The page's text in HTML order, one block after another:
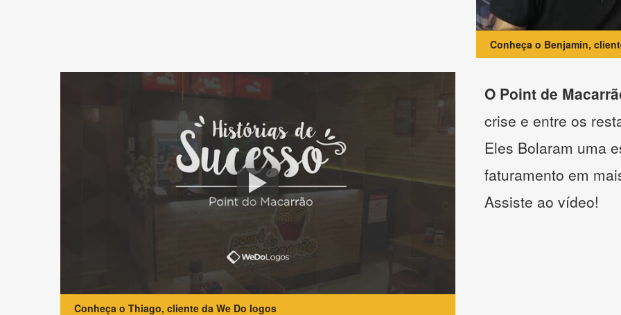
Conheça o Benjamin,
Conheça o Thiago, cliente da We Do logos
O Point de
crise e entre os
Eles Bolaram uma
faturamento em
Assiste ao vídeo!